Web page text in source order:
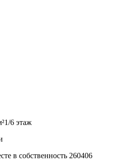
1/6 этаж
в собственность 260406